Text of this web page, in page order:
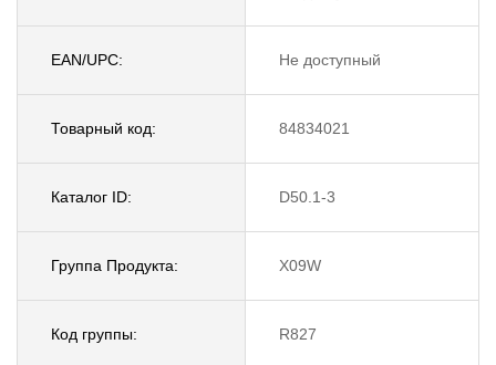
EAN/UPC: Не доступный
Товарный код: 84834021
Каталог ID: D50.1-3
Группа Продукта: X09W
Код группы: R827